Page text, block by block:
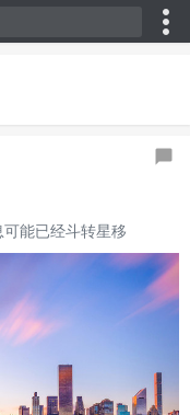
能已经斗转星移